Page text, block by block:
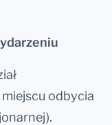
odbycia